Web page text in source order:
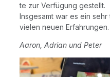
te zur Ver­fü­gung gestellt.
Ins­ge­samt war es ein
vie­len neu­en Erfahrungen.
Aaron, Adri­an und Peter